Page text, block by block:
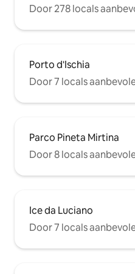
Door 278 locals
Porto d'Ischia
Door 7 locals
Parco Pineta Mirtina
Door 8 locals
Ice da Luciano
Door 7 locals